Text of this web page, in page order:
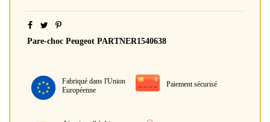
Pare-choc Peugeot PARTNER1540638
Fabriqué dans l'Union
Européenne
Paiement sécurisé